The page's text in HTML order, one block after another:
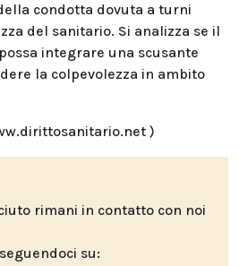
condotta dovuta a turni
del sanitario. Si analizza se il
integrare una scusante
la colpevolezza in ambito
)
rimani in contatto con noi
su: